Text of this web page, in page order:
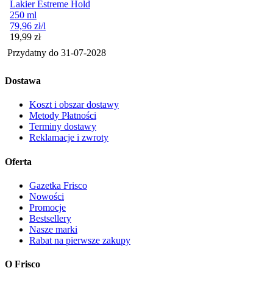
Lakier Estreme Hold
250 ml
79,96 zł/l
Cena
19,99 zł
Przydatny do 31-07-2028
Dostawa
Koszt i obszar dostawy
Metody Płatności
Terminy dostawy
Reklamacje i zwroty
Oferta
Gazetka Frisco
Nowości
Promocje
Bestsellery
Nasze marki
Rabat na pierwsze zakupy
O Frisco